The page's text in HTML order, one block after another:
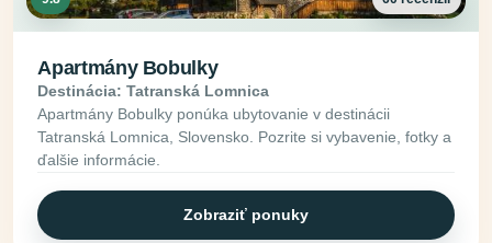
Apartmány Bobulky
Destinácia: Tatranská Lomnica
Apartmány Bobulky ponúka ubytovanie v destinácii
Tatranská Lomnica, Slovensko. Pozrite si vybavenie, fotky a
ďalšie informácie.
Zobraziť ponuky